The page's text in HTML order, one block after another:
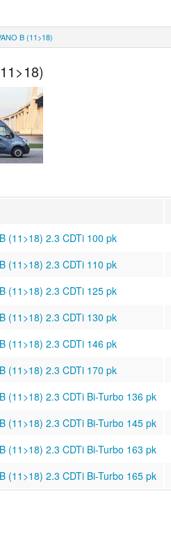
B (11>18)
(11>18) 2.3 CDTi 100 pk
(11>18) 2.3 CDTi 110 pk
(11>18) 2.3 CDTi 125 pk
(11>18) 2.3 CDTi 130 pk
(11>18) 2.3 CDTi 146 pk
(11>18) 2.3 CDTi 170 pk
(11>18) 2.3 CDTi Bi-Turbo 136 pk
(11>18) 2.3 CDTi Bi-Turbo 145 pk
(11>18) 2.3 CDTi Bi-Turbo 163 pk
(11>18) 2.3 CDTi Bi-Turbo 165 pk